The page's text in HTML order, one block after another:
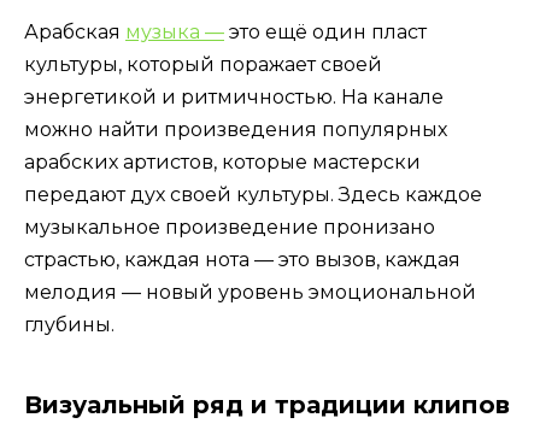
Арабская музыка — это ещё один пласт
культуры, который поражает своей
энергетикой и ритмичностью. На канале
можно найти произведения популярных
арабских артистов, которые мастерски
передают дух своей культуры. Здесь каждое
музыкальное произведение пронизано
страстью, каждая нота — это вызов, каждая
мелодия — новый уровень эмоциональной
глубины.
Визуальный ряд и традиции клипов